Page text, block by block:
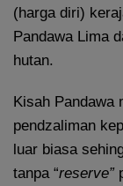
(harga diri)
Pandawa Lima
hutan.
Kisah Pandawa
pendzaliman
luar biasa
tanpa “reserve”